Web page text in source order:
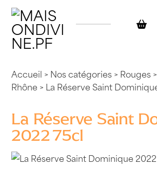
Skip
content
Accueil > Nos catégories> Rouges
Rhône > La Réserve Saint
La Réserve Saint
2022 75cl